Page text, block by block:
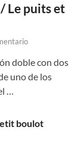
Le puits et
doble con dos
uno de los
…
boulot